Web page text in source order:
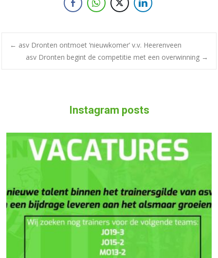
← asv Dronten ontmoet ‘nieuwkomer’ v.v. Heerenveen
asv Dronten begint de competitie met een overwinning →
Instagram posts